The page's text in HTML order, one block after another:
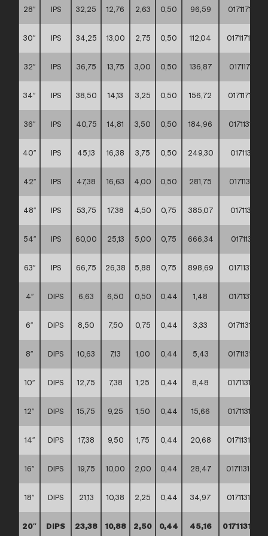
28″ IPS 32,25 12,76 2,63 0,50 96,59
30″ IPS 34,25 13,00 2,75 0,50 112,04
32″ IPS 36,75 13,75 3,00 0,50 136,87
34″ IPS 38,50 14,13 3,25 0,50 156,72
36″ IPS 40,75 14,81 3,50 0,50 184,96
40″ IPS 45,13 16,38 3,75 0,50 249,30
42″ IPS 47,38 16,63 4,00 0,50 281,75
48″ IPS 53,75 17,38 4,50 0,75 385,07
54″ IPS 60,00 25,13 5,00 0,75 666,34
63″ IPS 66,75 26,38 5,88 0,75 898,69
4″ DIPS 6,63 6,50 0,50 0,44 1,48
6″ DIPS 8,50 7,50 0,75 0,44 3,33
8″ DIPS 10,63 7,13 1,00 0,44 5,43
10″ DIPS 12,75 7,38 1,25 0,44 8,48
12″ DIPS 15,75 9,25 1,50 0,44 15,66
14″ DIPS 17,38 9,50 1,75 0,44 20,68
16″ DIPS 19,75 10,00 2,00 0,44 28,47
18″ DIPS 21,13 10,38 2,25 0,44 34,97
20″ DIPS 23,38 10,88 2,50 0,44 45,16